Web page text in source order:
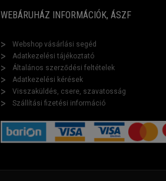
WEBÁRUHÁZ INFORMÁCIÓK, ÁSZF
Webshop vásárlási segéd
Adatkezelési tájékoztató
Általános szerződési feltételek
Adatkezelési kérések
Visszaküldés, csere, szavatosság
Szállítási fizetési információ